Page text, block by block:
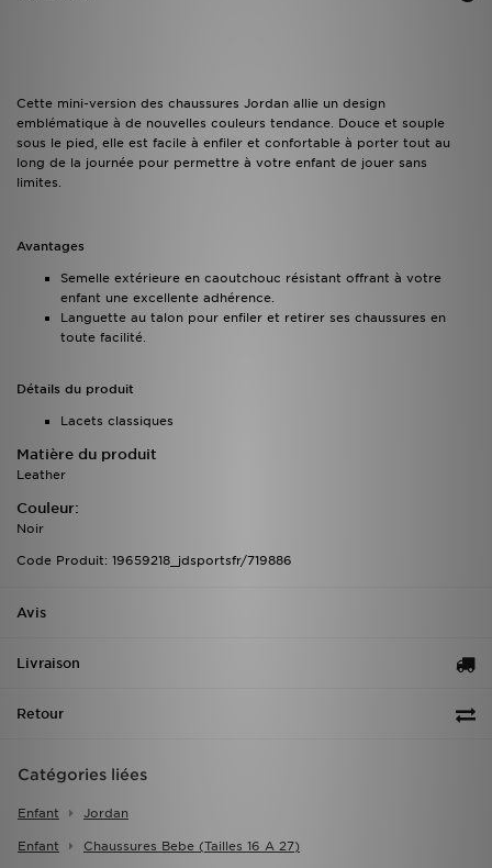
Cette mini-version des chaussures Jordan allie un design
emblématique à de nouvelles couleurs tendance. Douce et souple
sous le pied, elle est facile à enfiler et confortable à porter tout au
long de la journée pour permettre à votre enfant de jouer sans
limites.
Avantages
Semelle extérieure en caoutchouc résistant offrant à votre
enfant une excellente adhérence.
Languette au talon pour enfiler et retirer ses chaussures en
toute facilité.
Détails du produit
Lacets classiques
Matière du produit
Leather
Couleur:
Noir
Code Produit: 19659218_jdsportsfr/719886
Avis
Livraison
Retour
Catégories liées
Enfant Jordan
Enfant Chaussures Bebe (tailles 16 A 27)